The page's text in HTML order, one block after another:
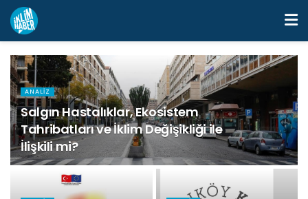
ANALIZ
Salgın Hastalıklar, Ekosistem
Tahribatları ve İklim Değişikliği ile
İlişkili mi?